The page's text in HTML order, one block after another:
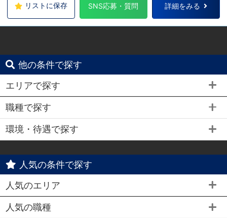
リストに保存 SNS応募・質問 詳細をみる
他の条件で探す
エリアで探す
職種で探す
環境・待遇で探す
人気の条件で探す
人気のエリア
人気の職種